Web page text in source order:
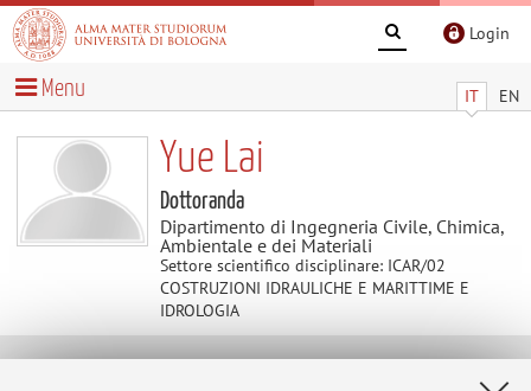
Login
IT EN
Menu
Yue Lai
Dottoranda
Dipartimento di Ingegneria Civile, Chimica,
Ambientale e dei Materiali
Settore scientifico disciplinare: ICAR/02
COSTRUZIONI IDRAULICHE E MARITTIME E
IDROLOGIA